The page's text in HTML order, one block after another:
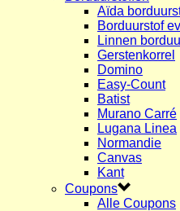
Aïda
Borduurstof
Linnen
Gerstenkorrel
Domino
Easy-Count
Batist
Murano Carré
Lugana Linea
Normandie
Canvas
Kant
Coupons
Alle Coupons